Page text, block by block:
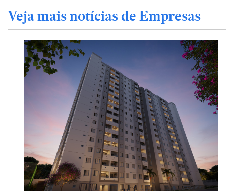
Veja mais notícias de Empresas